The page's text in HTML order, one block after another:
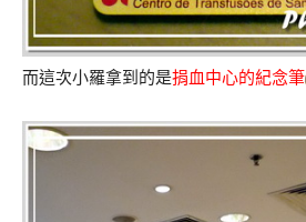
而這次小羅拿到的是捐血中心的紀念筆